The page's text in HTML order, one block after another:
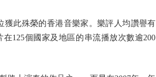
此殊榮的香港音樂家。樂評人均讚譽有
125個國家及地區的串流播放次數逾200